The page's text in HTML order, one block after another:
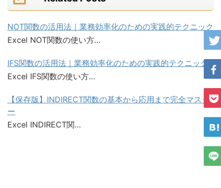
NOT関数の活用法｜業務効率化のための実践的テクニック
Excel NOT関数の使い方…
IFS関数の活用法｜業務効率化のための実践的テクニック
Excel IFS関数の使い方…
【保存版】INDIRECT関数の基本から応用まで完全マスタ
ー
Excel INDIRECT関…